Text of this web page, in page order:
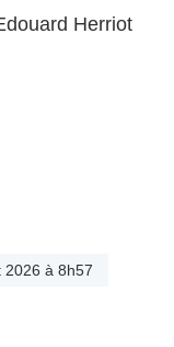
Herriot
2026 à 8h57